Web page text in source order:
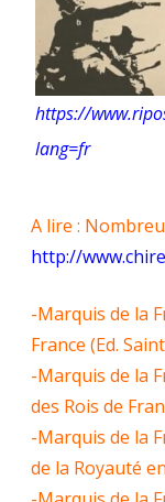
https://
lang=fr
A lire :
http://
-Marquis de la
France (Ed.
-Marquis de la
des Rois de
-Marquis de la
de la Royauté